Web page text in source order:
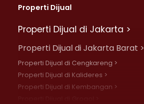
Properti Dijual
Properti Dijual di Jakarta >
Properti Dijual di Jakarta Barat >
Properti Dijual di Cengkareng >
Properti Dijual di Kalideres >
Properti Dijual di Kembangan >